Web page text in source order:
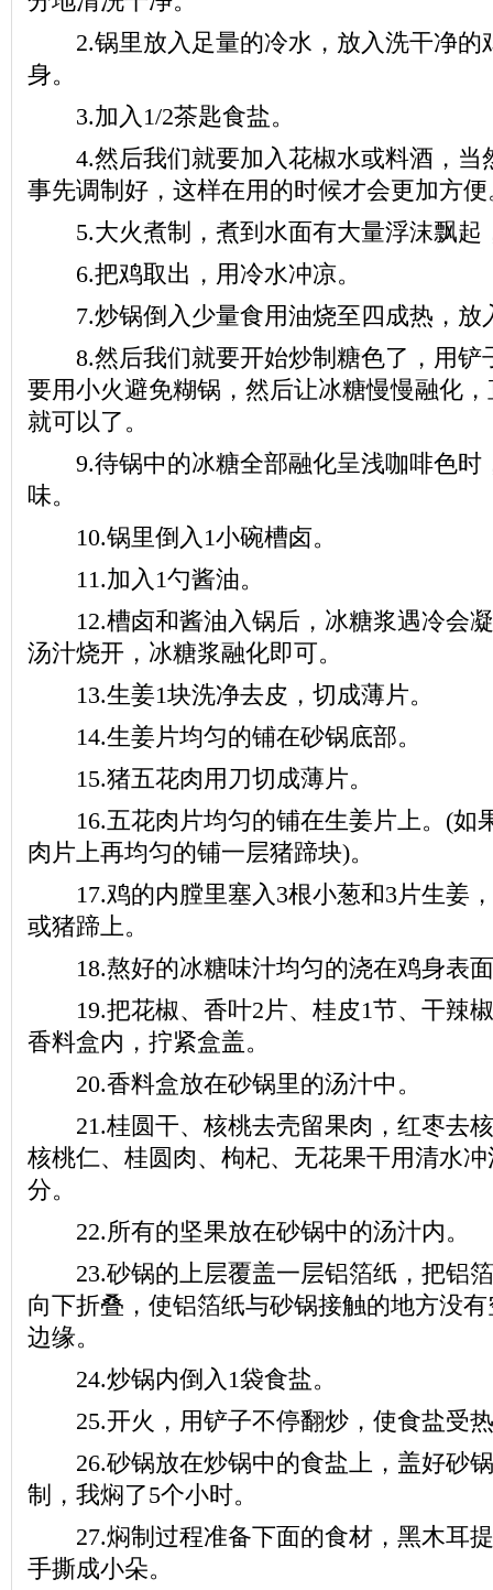
2.锅里放入足量的冷水，放入洗干净的
身。
3.加入1/2茶匙食盐。
4.然后我们就要加入花椒水或料酒，当
事先调制好，这样在用的时候才会更加方便
5.大火煮制，煮到水面有大量浮沫飘起
6.把鸡取出，用冷水冲凉。
7.炒锅倒入少量食用油烧至四成热，放
8.然后我们就要开始炒制糖色了，用铲
要用小火避免糊锅，然后让冰糖慢慢融化
就可以了。
9.待锅中的冰糖全部融化呈浅咖啡色时
味。
10.锅里倒入1小碗槽卤。
11.加入1勺酱油。
12.槽卤和酱油入锅后，冰糖浆遇冷会
汤汁烧开，冰糖浆融化即可。
13.生姜1块洗净去皮，切成薄片。
14.生姜片均匀的铺在砂锅底部。
15.猪五花肉用刀切成薄片。
16.五花肉片均匀的铺在生姜片上。(如
肉片上再均匀的铺一层猪蹄块)。
17.鸡的内膛里塞入3根小葱和3片生姜
或猪蹄上。
18.熬好的冰糖味汁均匀的浇在鸡身表
19.把花椒、香叶2片、桂皮1节、干辣椒
香料盒内，拧紧盒盖。
20.香料盒放在砂锅里的汤汁中。
21.桂圆干、核桃去壳留果肉，红枣去
核桃仁、桂圆肉、枸杞、无花果干用清水
分。
22.所有的坚果放在砂锅中的汤汁内。
23.砂锅的上层覆盖一层铝箔纸，把铝
向下折叠，使铝箔纸与砂锅接触的地方没
边缘。
24.炒锅内倒入1袋食盐。
25.开火，用铲子不停翻炒，使食盐受
26.砂锅放在炒锅中的食盐上，盖好砂
制，我焖了5个小时。
27.焖制过程准备下面的食材，黑木耳
手撕成小朵。